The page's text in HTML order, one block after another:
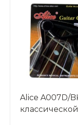
Alice A007D/